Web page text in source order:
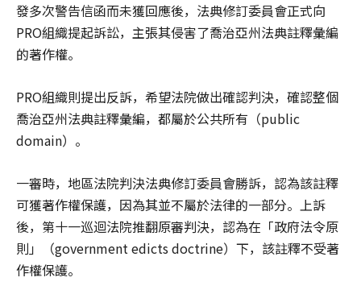
發多次警告信函而未獲回應後，法典修訂委員會正式向
PRO組織提起訴訟，主張其侵害了喬治亞州法典註釋彙編
的著作權。
PRO組織則提出反訴，希望法院做出確認判決，確認整個
喬治亞州法典註釋彙編，都屬於公共所有（public
domain）。
一審時，地區法院判決法典修訂委員會勝訴，認為該註釋
可獲著作權保護，因為其並不屬於法律的一部分。上訴
後，第十一巡迴法院推翻原審判決，認為在「政府法令原
則」（government edicts doctrine）下，該註釋不受著
作權保護。